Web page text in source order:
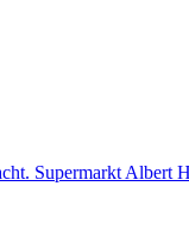
Supermarkt Albert